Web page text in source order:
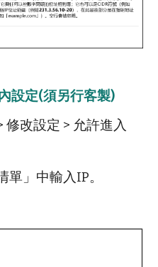
設定(須另行客製)
改設定 > 允許進入
單」中輸入IP。